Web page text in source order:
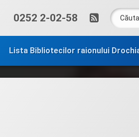
Sună acum:
0252 2-02-58 RSSCaută
Lista Bibliotecilor raionului